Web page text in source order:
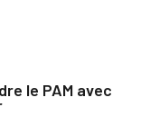
le PAM avec